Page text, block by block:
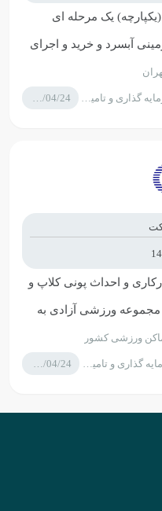
یک مرحله ای
آبسرد و خرید و اجرای
و تامین سرمایه 1405/04/24
و احداث پونی کلاپ و
مجموعه ورزشی آزادی به
ورزشی کشور
و تامین سرمایه 1405/04/24